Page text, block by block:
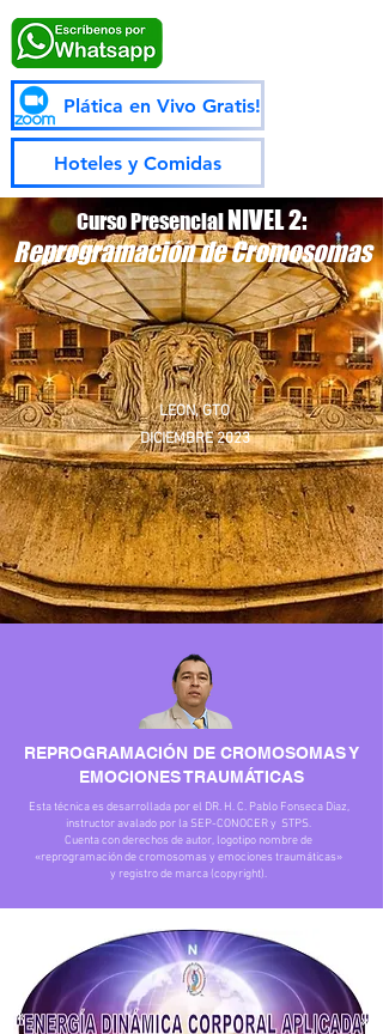
Plática en Vivo Gratis!
Hoteles y Comidas
Curso PresencialNIVEL 2:
Reprogramación de Cromosomas
LEON, GTO
DICIEMBRE 2023
REPROGRAMACIÓN DE CROMOSOMAS Y
EMOCIONES TRAUMÁTICAS
Esta técnica es desarrollada por el DR. H. C. Pablo Fonseca Diaz,
instructor avalado por la SEP-CONOCER y STPS.
Cuenta con derechos de autor, logotipo nombre de
«reprogramación de cromosomas y emociones traumáticas»
y registro de marca (copyright).